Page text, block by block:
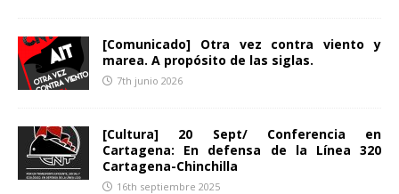
[Comunicado] Otra vez contra viento y
marea. A propósito de las siglas.
7th junio 2026
[Cultura] 20 Sept/ Conferencia en
Cartagena: En defensa de la Línea 320
Cartagena-Chinchilla
16th septiembre 2025